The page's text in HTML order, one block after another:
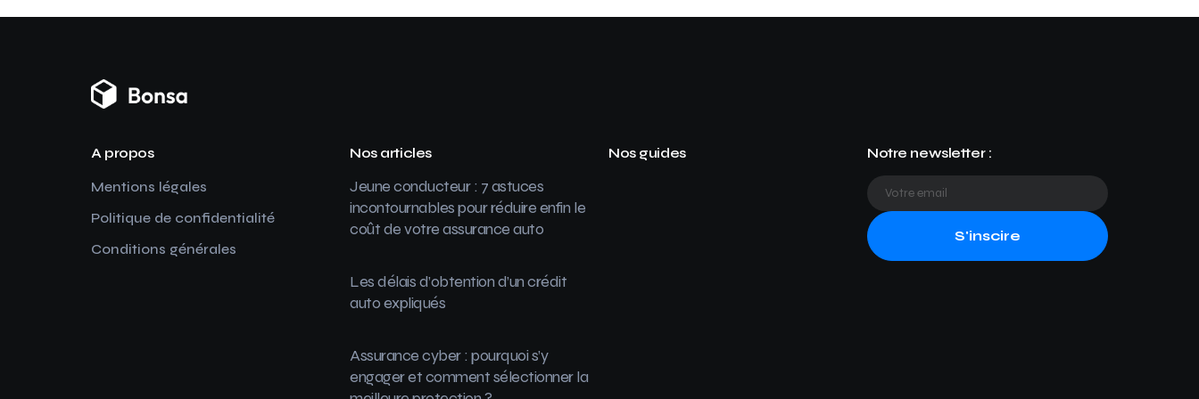
A propos
Mentions légales
Politique de confidentialité
Conditions générales
Nos articles
Jeune conducteur : 7 astuces
incontournables pour réduire enfin le
coût de votre assurance auto
Les délais d’obtention d’un crédit
auto expliqués
Assurance cyber : pourquoi s’y
engager et comment sélectionner la
Nos guides Notre newsletter :
S'inscire